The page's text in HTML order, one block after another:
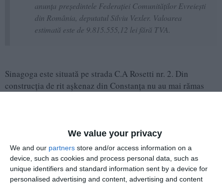
We value your privacy
We and our partners store and/or access information on a
device, such as cookies and process personal data, such as
unique identifiers and standard information sent by a device for
personalised advertising and content, advertising and content
anunța președintele Federației Comunităților Evreiești
din România, deputatul Silviu Vexler. Valoarea
estimată este de 9.815.555,12 lei fără TVA.
Sinagoga este situată pe strada C.A Rosetti nr. 2. Din
construcția de rit aşkenaz din Constanţa nu au mai rămas
planurile arhitectului Adolf Linz, pe un singur nivel. Era o
construcție monumentală, formată dintr-o navă principală și
două laterale, despărțite în interior prin două rânduri de
stâlpi și acoperite cu bolți în ogivă.